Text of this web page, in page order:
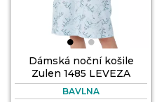
Dámská noční košile
Zulen 1485 LEVEZA
BAVLNA